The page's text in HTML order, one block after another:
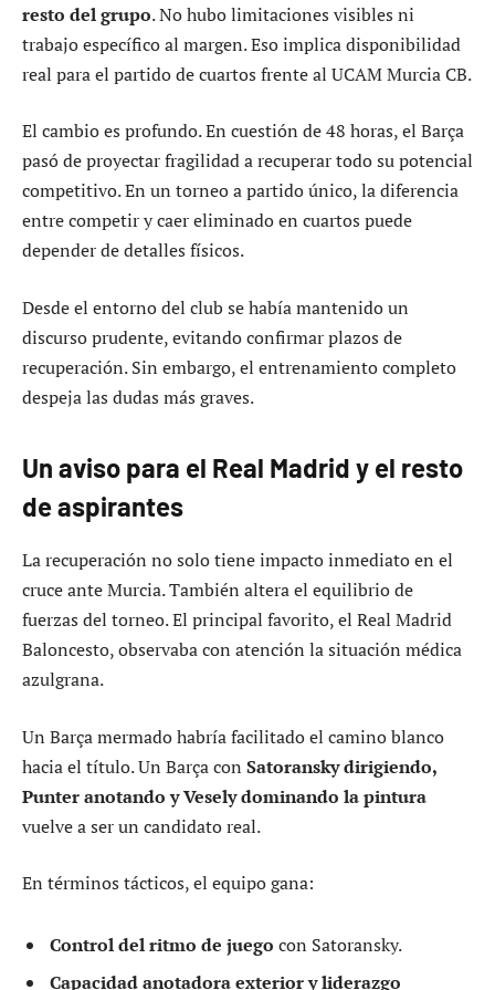
resto del grupo. No hubo limitaciones visibles ni
trabajo específico al margen. Eso implica disponibilidad
real para el partido de cuartos frente al UCAM Murcia CB.
El cambio es profundo. En cuestión de 48 horas, el Barça
pasó de proyectar fragilidad a recuperar todo su potencial
competitivo. En un torneo a partido único, la diferencia
entre competir y caer eliminado en cuartos puede
depender de detalles físicos.
Desde el entorno del club se había mantenido un
discurso prudente, evitando confirmar plazos de
recuperación. Sin embargo, el entrenamiento completo
despeja las dudas más graves.
Un aviso para el Real Madrid y el resto
de aspirantes
La recuperación no solo tiene impacto inmediato en el
cruce ante Murcia. También altera el equilibrio de
fuerzas del torneo. El principal favorito, el Real Madrid
Baloncesto, observaba con atención la situación médica
azulgrana.
Un Barça mermado habría facilitado el camino blanco
hacia el título. Un Barça con Satoransky dirigiendo,
Punter anotando y Vesely dominando la pintura
vuelve a ser un candidato real.
En términos tácticos, el equipo gana:
Control del ritmo de juego con Satoransky.
Capacidad anotadora exterior y liderazgo